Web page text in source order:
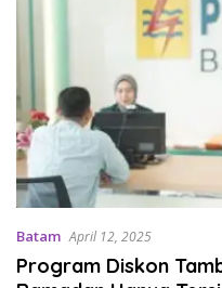
Batam April 12, 2025
Program Diskon